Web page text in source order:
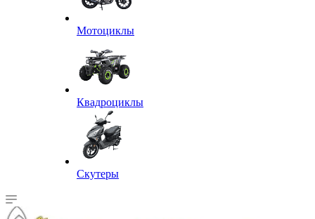
Мотоциклы
Квадроциклы
Скутеры